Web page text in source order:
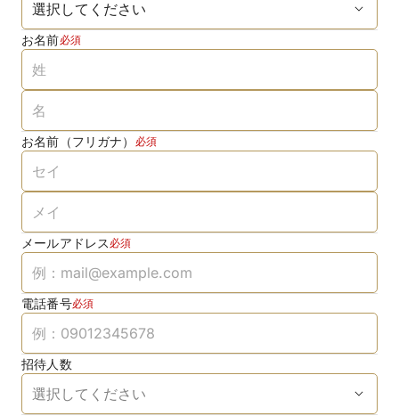
お名前必須
お名前（フリガナ） 必須
メールアドレス 必須
電話番号必須
招待人数